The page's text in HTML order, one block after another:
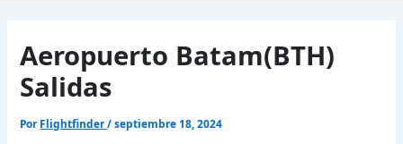
Aeropuerto Batam(BTH)
Salidas
Por Flightfinder/septiembre 18, 2024